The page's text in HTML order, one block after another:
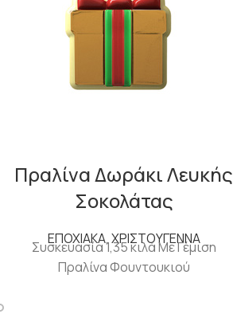
Πραλίνα Δωράκι Λευκής
Σοκολάτας
ΕΠΟΧΙΑΚΑ,ΧΡΙΣΤΟΥΓΕΝΝΑ
Συσκευασία 1,35 κιλά Με Γέμιση
Πραλίνα Φουντουκιού